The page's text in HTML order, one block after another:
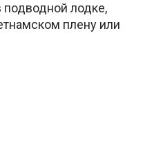
лодке,
плену или